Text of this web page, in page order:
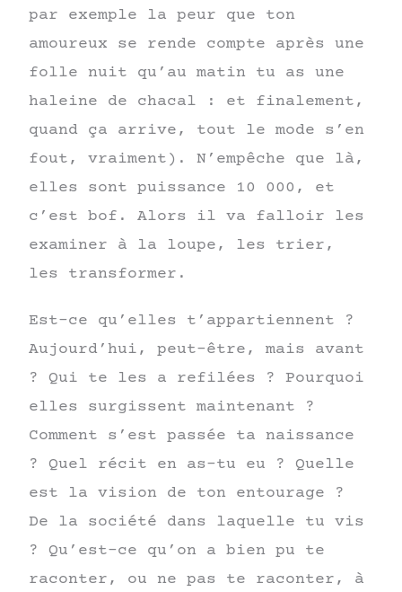
par exemple la peur que ton
amoureux se rende compte après une
folle nuit qu’au matin tu as une
haleine de chacal : et finalement,
quand ça arrive, tout le mode s’en
fout, vraiment). N’empêche que là,
elles sont puissance 10 000, et
c’est bof. Alors il va falloir les
examiner à la loupe, les trier,
les transformer.
Est-ce qu’elles t’appartiennent ?
Aujourd’hui, peut-être, mais avant
? Qui te les a refilées ? Pourquoi
elles surgissent maintenant ?
Comment s’est passée ta naissance
? Quel récit en as-tu eu ? Quelle
est la vision de ton entourage ?
De la société dans laquelle tu vis
? Qu’est-ce qu’on a bien pu te
raconter, ou ne pas te raconter, à